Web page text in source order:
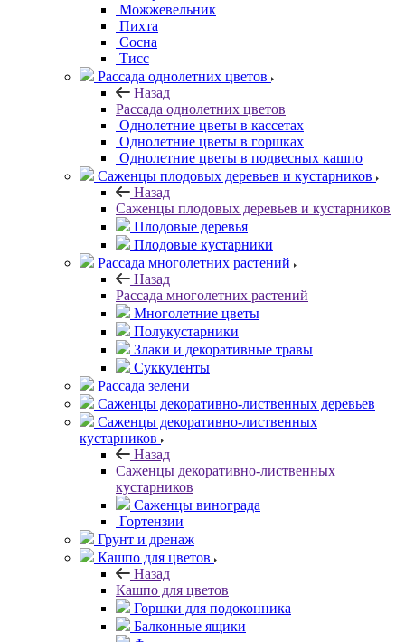
Можжевельник
Пихта
Сосна
Тисc
Рассада однолетних цветов
Назад
Рассада однолетних цветов
Однолетние цветы в кассетах
Однолетние цветы в горшках
Однолетние цветы в подвесных кашпо
Саженцы плодовых деревьев и кустарников
Назад
Саженцы плодовых деревьев и кустарников
Плодовые деревья
Плодовые кустарники
Рассада многолетних растений
Назад
Рассада многолетних растений
Многолетние цветы
Полукустарники
Злаки и декоративные травы
Суккуленты
Рассада зелени
Саженцы декоративно-лиственных деревьев
Саженцы декоративно-лиственных
кустарников
Назад
Саженцы декоративно-лиственных
кустарников
Саженцы винограда
Гортензии
Грунт и дренаж
Кашпо для цветов
Назад
Кашпо для цветов
Горшки для подоконника
Балконные ящики